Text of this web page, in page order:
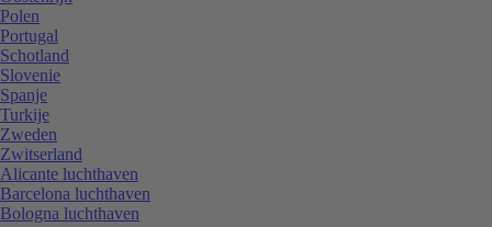
Polen
Portugal
Schotland
Slovenie
Spanje
Turkije
Zweden
Zwitserland
Alicante luchthaven
Barcelona luchthaven
Bologna luchthaven